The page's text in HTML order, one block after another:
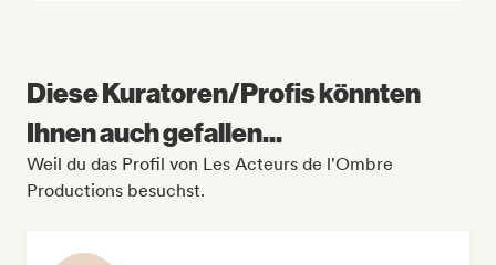
Diese Kuratoren/Profis könnten
Ihnen auch gefallen...
Weil du das Profil von Les Acteurs de l'Ombre
Productions besuchst.